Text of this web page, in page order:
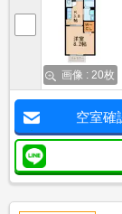
画像 : 20枚
空室確